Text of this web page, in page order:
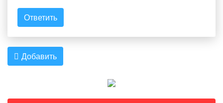
Ответить
Добавить